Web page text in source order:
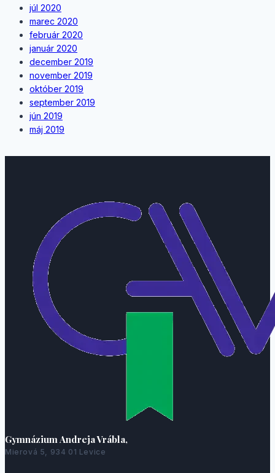
júl 2020
marec 2020
február 2020
január 2020
december 2019
november 2019
október 2019
september 2019
jún 2019
máj 2019
Gymnázium Andreja Vrábla,
Mierová 5, 934 01 Levice